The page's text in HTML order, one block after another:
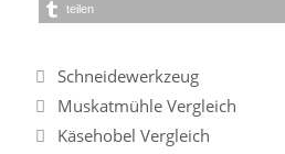
teilen
Kategorien
Schneidewerkzeug
Muskatmühle Vergleich
Käsehobel Vergleich